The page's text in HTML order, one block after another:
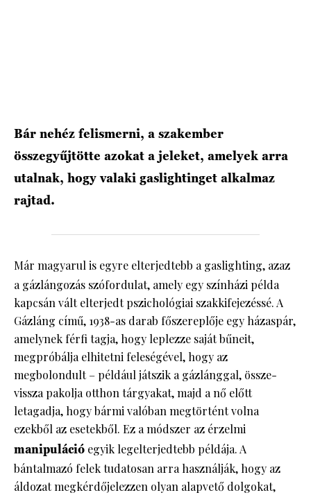
Bár nehéz felismerni, a szakember
összegyűjtötte azokat a jeleket, amelyek arra
utalnak, hogy valaki gaslightinget alkalmaz
rajtad.
Már magyarul is egyre elterjedtebb a gaslighting, azaz
a gázlángozás szófordulat, amely egy színházi példa
kapcsán vált elterjedt pszichológiai szakkifejezéssé. A
Gázláng című, 1938-as darab főszereplője egy házaspár,
amelynek férfi tagja, hogy leplezze saját bűneit,
megpróbálja elhitetni feleségével, hogy az
megbolondult – például játszik a gázlánggal, össze-
vissza pakolja otthon tárgyakat, majd a nő előtt
letagadja, hogy bármi valóban megtörtént volna
ezekből az esetekből. Ez a módszer az érzelmi
manipuláció egyik legelterjedtebb példája. A
bántalmazó felek tudatosan arra használják, hogy az
áldozat megkérdőjelezzen olyan alapvető dolgokat,